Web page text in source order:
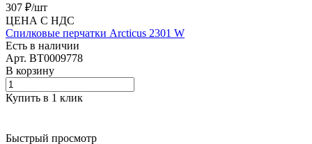
307 ₽/шт
ЦЕНА С НДС
Спилковые перчатки Arcticus 2301 W
Есть в наличии
Арт. BT0009778
В корзину
Купить в 1 клик
Быстрый просмотр